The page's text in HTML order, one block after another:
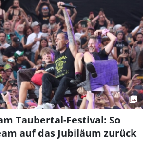
Taubertal-Festival: So
auf das Jubiläum zurück